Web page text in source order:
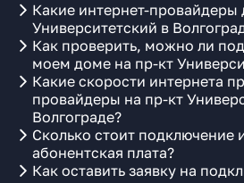
Какие интернет-провайдеры
Университетский в
Как проверить, можно ли
моем доме на пр-кт
Какие скорости интернета
провайдеры на пр-кт
Волгограде?
Сколько стоит подключение
абонентская плата?
Как оставить заявку на